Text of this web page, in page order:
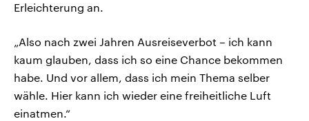
Erleichterung an.
„Also nach zwei Jahren Ausreiseverbot – ich kann
kaum glauben, dass ich so eine Chance bekommen
habe. Und vor allem, dass ich mein Thema selber
wähle. Hier kann ich wieder eine freiheitliche Luft
einatmen.“